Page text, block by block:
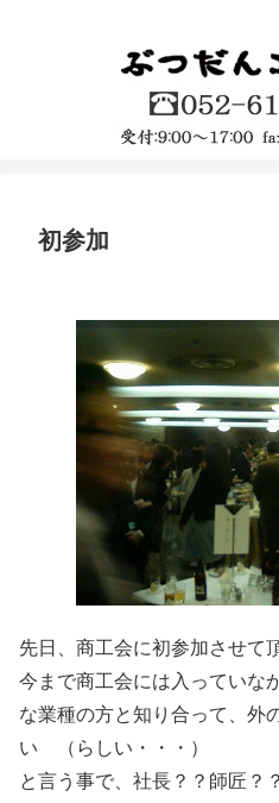
初参加
先日、商工会に初参加させて
今まで商工会には入っていな
な業種の方と知り合って、外
い （らしい・・・）
と言う事で、社長？？師匠？